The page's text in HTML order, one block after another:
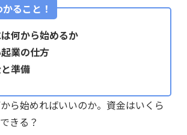
ること！
何から始めるか
業の仕方
準備
ら始めればいいのか。資金はいくら
きる？